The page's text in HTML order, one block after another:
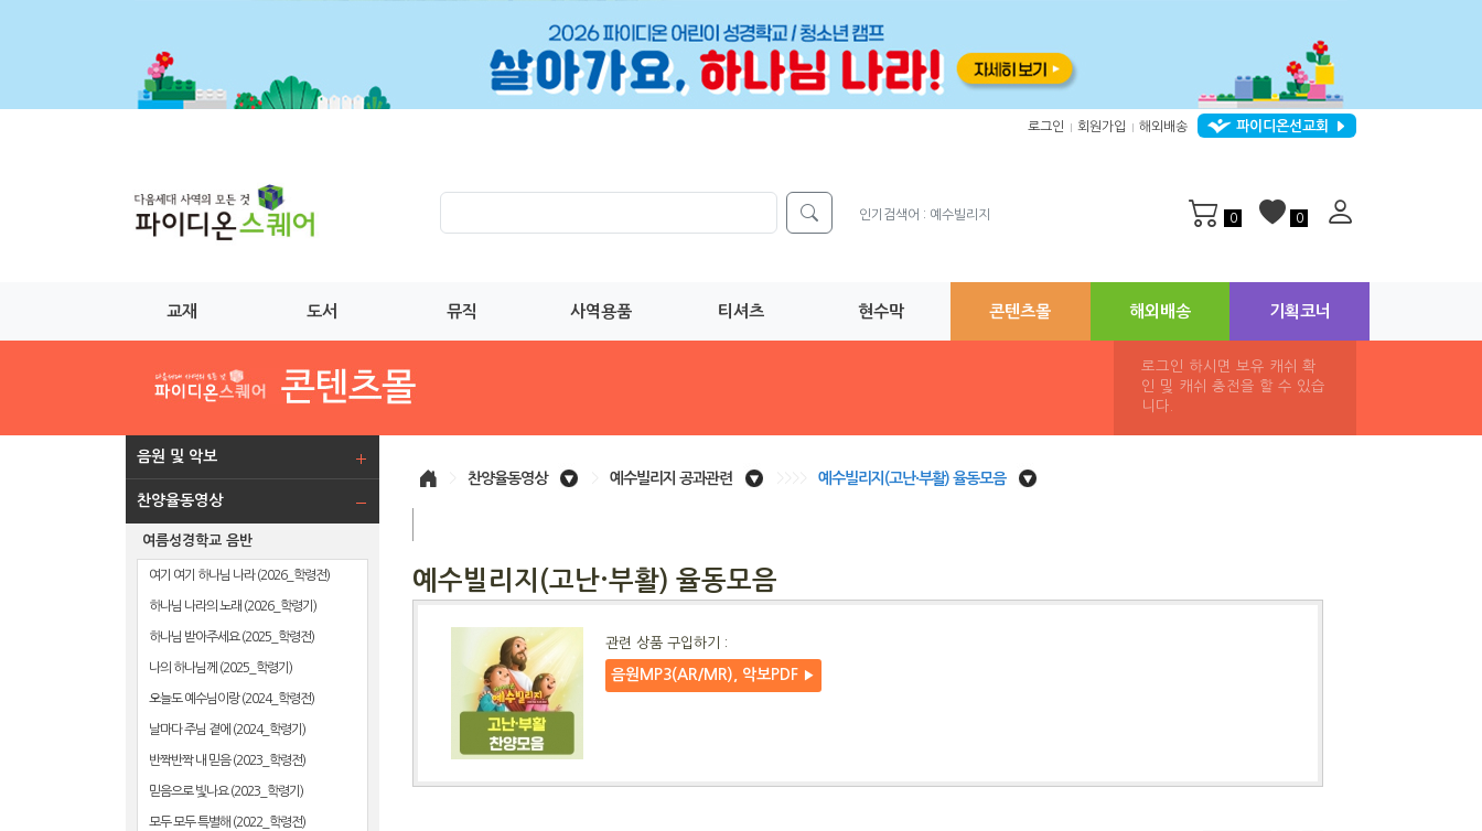
로그인 회원가입 해외배송 파이디온선교회
인기검색어 : 예수빌리지 0 0
교재 도서 뮤직 사역용품 티셔츠 현수막 콘텐츠몰 해외배송 기획코너
로그인 하시면 보유 캐쉬 확
인 및 캐쉬 충전을 할 수 있습
니다.
음원 및 악보
찬양율동영상
여름성경학교 음반
여기 여기 하나님 나라 (2026_학령전)
하나님 나라의 노래 (2026_학령기)
하나님 받아주세요 (2025_학령전)
나의 하나님께 (2025_학령기)
오늘도 예수님이랑 (2024_학령전)
날마다 주님 곁에 (2024_학령기)
반짝반짝 내 믿음 (2023_학령전)
믿음으로 빛나요 (2023_학령기)
모두 모두 특별해 (2022_학령전)
찬양율동영상 예수빌리지 공과관련 예수빌리지(고난·부활) 율동모음
예수빌리지(고난·부활) 율동모음
관련 상품 구입하기 :
음원MP3(AR/MR), 악보PDF ▶